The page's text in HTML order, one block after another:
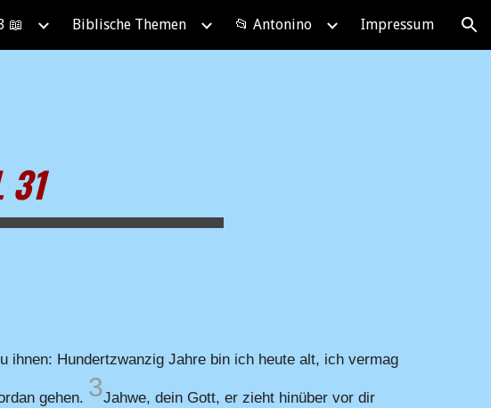
to navigation
📖 Biblische Themen 📂 Antonino Impressum
31
ihnen: Hundertzwanzig Jahre bin ich heute alt, ich vermag
gehen. 3Jahwe, dein Gott, er zieht hinüber vor dir